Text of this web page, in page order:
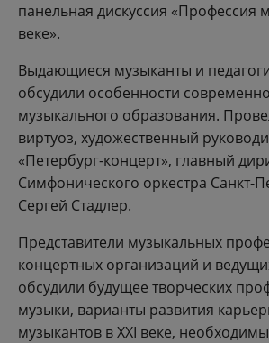
панельная дискуссия «Профессия
веке».
Выдающиеся музыканты и
обсудили особенности
музыкального образования.
виртуоз, художественный
«Петербург-концерт», главный
Симфонического оркестра Санкт-
Сергей Стадлер.
Представители музыкальных
концертных организаций и
обсудили будущее творческих
музыки, варианты развития
музыкантов в XXI веке,